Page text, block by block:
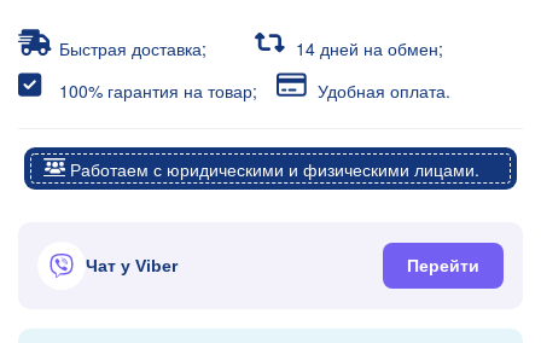
Быстрая доставка;
14 дней на обмен;
100% гарантия на товар;
Удобная оплата.
Работаем с юридическими и физическими лицами.
Чат у Viber Перейти